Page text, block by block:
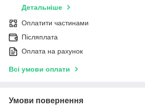
Детальніше
Оплатити частинами
Післяплата
Оплата на рахунок
Всі умови оплати
Умови повернення